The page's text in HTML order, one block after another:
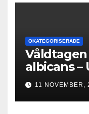
OKATEGORISERADE
Våldtagen
albicans
11 NOVEMBER,